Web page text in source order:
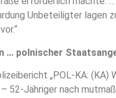
Unbeteiligter lagen
… polnischer
„POL-KA: (KA)
52-Jähriger nach